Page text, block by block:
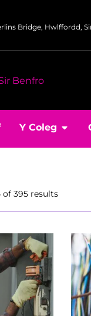
Bridge, Hwlffordd, Sir
Y Coleg
of 395 results